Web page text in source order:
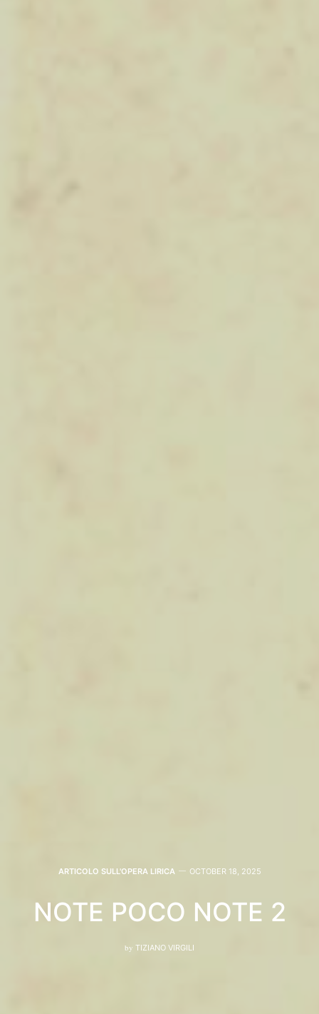
ARTICOLO SULL'OPERA LIRICA OCTOBER 18, 2025
NOTE POCO NOTE 2
by TIZIANO VIRGILI